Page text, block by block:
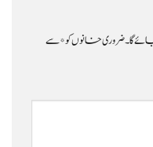
گا۔ضروری خانوں کو*سے